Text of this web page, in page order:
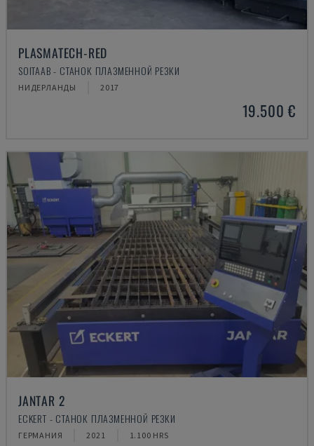
PLASMATECH-RED
SOITAAB - СТАНОК ПЛАЗМЕННОЙ РЕЗКИ
НИДЕРЛАНДЫ 2017
19.500 €
JANTAR 2
ECKERT - СТАНОК ПЛАЗМЕННОЙ РЕЗКИ
ГЕРМАНИЯ 2021 1.100 HRS